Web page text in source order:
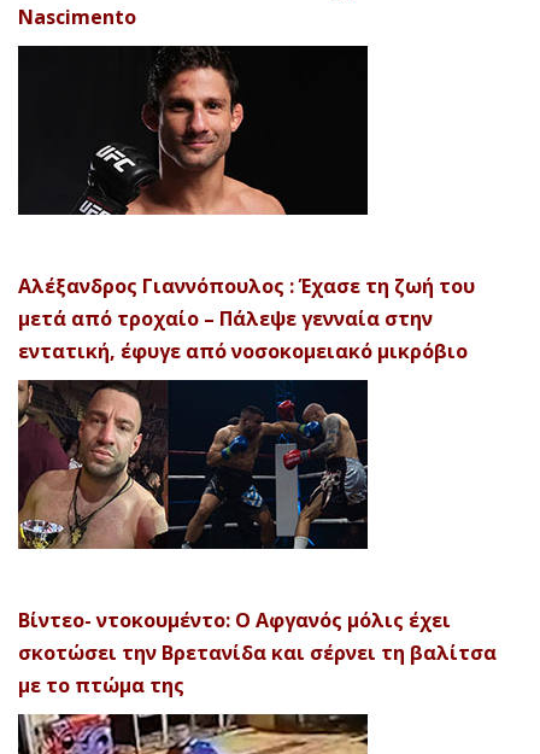
Nascimento
Αλέξανδρος Γιαννόπουλος : Έχασε τη ζωή του
μετά από τροχαίο – Πάλεψε γενναία στην
εντατική, έφυγε από νοσοκομειακό μικρόβιο
Βίντεο- ντοκουμέντο: Ο Αφγανός μόλις έχει
σκοτώσει την Βρετανίδα και σέρνει τη βαλίτσα
με το πτώμα της